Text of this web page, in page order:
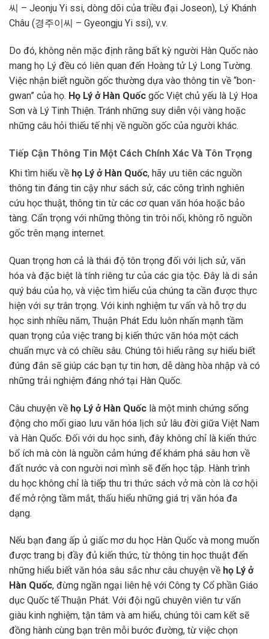
씨 – Jeonju Yi ssi, dòng dõi của triều đại Joseon), Lý Khánh
Châu (경주이씨 – Gyeongju Yi ssi), v.v.
Do đó, không nên mặc định rằng bất kỳ người Hàn Quốc nào
mang họ Lý đều có liên quan đến Hoàng tử Lý Long Tường.
Việc nhận biết nguồn gốc thường dựa vào thông tin về “bon-
gwan” của họ. Họ Lý ở Hàn Quốc gốc Việt chủ yếu là Lý Hoa
Sơn và Lý Tinh Thiện. Tránh những suy diễn vội vàng hoặc
những câu hỏi thiếu tế nhị về nguồn gốc của người khác.
Tiếp Cận Thông Tin Một Cách Chính Xác Và Tôn Trọng
Khi tìm hiểu về họ Lý ở Hàn Quốc, hãy ưu tiên các nguồn
thông tin đáng tin cậy như sách sử, các công trình nghiên
cứu học thuật, thông tin từ các cơ quan văn hóa hoặc bảo
tàng. Cẩn trọng với những thông tin trôi nổi, không rõ nguồn
gốc trên mạng internet.
Quan trọng hơn cả là thái độ tôn trọng đối với lịch sử, văn
hóa và đặc biệt là tính riêng tư của các gia tộc. Đây là di sản
quý báu của họ, và việc tìm hiểu của chúng ta cần được thực
hiện với sự trân trọng. Với kinh nghiệm tư vấn và hỗ trợ du
học sinh nhiều năm, Thuận Phát Edu luôn nhấn mạnh tầm
quan trọng của việc trang bị kiến thức văn hóa một cách
chuẩn mực và có chiều sâu. Chúng tôi hiểu rằng sự hiểu biết
đúng đắn sẽ giúp các bạn tự tin hơn, dễ dàng hòa nhập và có
những trải nghiệm đáng nhớ tại Hàn Quốc.
Câu chuyện về họ Lý ở Hàn Quốc là một minh chứng sống
động cho mối giao lưu văn hóa lịch sử lâu đời giữa Việt Nam
và Hàn Quốc. Đối với du học sinh, đây không chỉ là kiến thức
bổ ích mà còn là nguồn cảm hứng để khám phá sâu hơn về
đất nước và con người nơi mình sẽ đến học tập. Hành trình
du học không chỉ là tiếp thu tri thức sách vở mà còn là cơ hội
để mở rộng tầm mắt, thấu hiểu những giá trị văn hóa đa
dạng.
Nếu bạn đang ấp ủ giấc mơ du học Hàn Quốc và mong muốn
được trang bị đầy đủ kiến thức, từ thông tin học thuật đến
những hiểu biết văn hóa sâu sắc như câu chuyện về họ Lý ở
Hàn Quốc, đừng ngần ngại liên hệ với Công ty Cổ phần Giáo
dục Quốc tế Thuận Phát. Với đội ngũ chuyên viên tư vấn
giàu kinh nghiệm, tận tâm và am hiểu, chúng tôi cam kết sẽ
đồng hành cùng bạn trên mỗi bước đường, từ việc chọn